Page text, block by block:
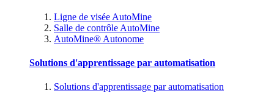
Ligne de visée AutoMine
Salle de contrôle AutoMine
AutoMine® Autonome
Solutions d'apprentissage par automatisation
Solutions d'apprentissage par automatisation